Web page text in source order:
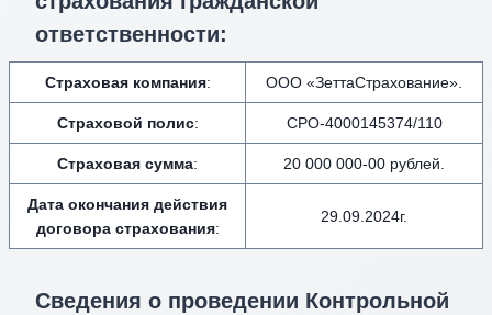
ответственности:
Страховая компания: ООО «ЗеттаСтрахование».
Страховой полис: СРО-4000145374/110
Страховая сумма: 20 000 000-00 рублей.
Дата окончания действия
договора страхования:
29.09.2024г.
Сведения о проведении Контрольной